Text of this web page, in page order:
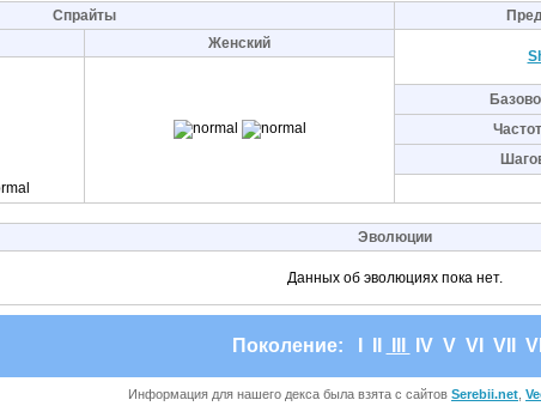
Спрайты
Женский
Эволюции
Данных об эволюциях пока нет.
Поколение: IV V VI VII
Информация для нашего декса была взята с сайтов Serebii.net